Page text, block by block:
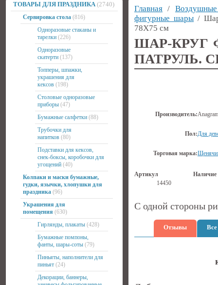
ТОВАРЫ ДЛЯ ПРАЗДНИКА (2740)
Сервировка стола (816)
Одноразовые стаканы и
тарелки (226)
Одноразовые
скатерти (137)
Топперы, шпажки,
украшения для
кексов (198)
Столовые одноразовые
приборы (47)
Бумажные салфетки (88)
Трубочки для
напитков (80)
Подставки для кексов,
снек-боксы, коробочки для
угощений (40)
Колпаки и маски бумажные,
гудки, язычки, хлопушки для
праздника (96)
Украшения для
помещения (630)
Гирлянды, плакаты (428)
Бумажные помпоны,
фанты, шары-соты (79)
Пиньяты, наполнители для
пиньят (24)
Декорации, баннеры,
Главная /
фигурные шары /
78Х75 см
ШАР-КРУГ
ПАТРУЛЬ.
Производитель:
Пол:Для
Торговая марка:
Артикул
Наличие
14450
С одной стороны
Отзывы